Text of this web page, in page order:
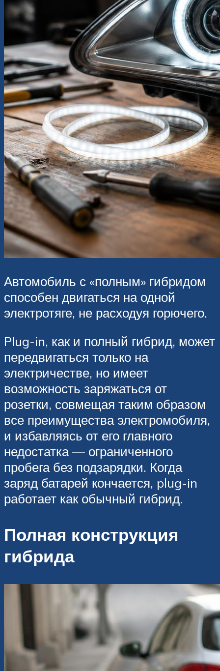
Автомобиль с «полным» гибридом
способен двигаться на одной
электротяге, не расходуя горючего.
Plug-in, как и полный гибрид, может
передвигаться только на
электричестве, но имеет
возможность заряжаться от
розетки, совмещая таким образом
все преимущества электромобиля,
и избавляясь от его главного
недостатка — ограниченного
пробега без подзарядки. Когда
заряд батарей кончается, plug-in
работает как обычный гибрид.
Полная конструкция
гибрида